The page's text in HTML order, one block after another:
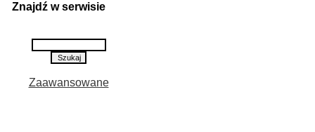
Znajdź w serwisie
Zaawansowane